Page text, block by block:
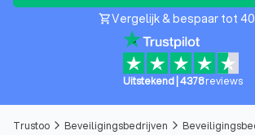
shopping_cartVergelijk & bespaar tot
Uitstekend| 4378 reviews
Trustoo arrow_forward_ios Beveiligingsbedrijven arrow_forward_ios